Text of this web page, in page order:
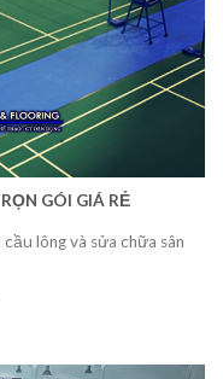
GÓI GIÁ RẺ
lông và sửa chữa sân